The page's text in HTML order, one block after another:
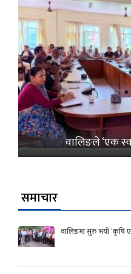
वालिङले ‘एक
समाचार
वालिङमा सुरु भयो ‘कृषि